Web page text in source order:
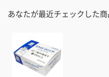
あなたが最近チェックした商